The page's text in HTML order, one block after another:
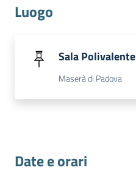
Servizi
Newsle
Luogo
Sala Polivalente
Maserà di Padova
Date e orari